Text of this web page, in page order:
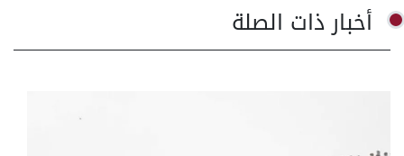
أخبار ذات الصلة